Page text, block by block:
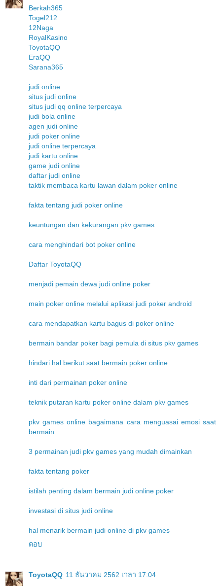
Berkah365
Togel212
12Naga
RoyalKasino
ToyotaQQ
EraQQ
Sarana365
judi online
situs judi online
situs judi qq online terpercaya
judi bola online
agen judi online
judi poker online
judi online terpercaya
judi kartu online
game judi online
daftar judi online
taktik membaca kartu lawan dalam poker online
fakta tentang judi poker online
keuntungan dan kekurangan pkv games
cara menghindari bot poker online
Daftar ToyotaQQ
menjadi pemain dewa judi online poker
main poker online melalui aplikasi judi poker android
cara mendapatkan kartu bagus di poker online
bermain bandar poker bagi pemula di situs pkv games
hindari hal berikut saat bermain poker online
inti dari permainan poker online
teknik putaran kartu poker online dalam pkv games
pkv games online bagaimana cara menguasai emosi saat
bermain
3 permainan judi pkv games yang mudah dimainkan
fakta tentang poker
istilah penting dalam bermain judi online poker
investasi di situs judi online
hal menarik bermain judi online di pkv games
ตอบ
ToyotaQQ 11 ธันวาคม 2562 เวลา 17:04